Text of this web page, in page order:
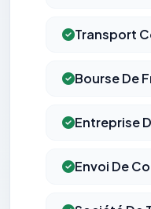
Transport
Bourse De
Entreprise
Envoi De